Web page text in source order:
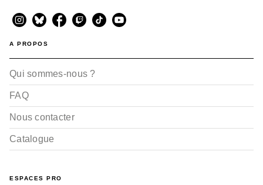
A PROPOS
Qui sommes-nous ?
FAQ
Nous contacter
Catalogue
ESPACES PRO